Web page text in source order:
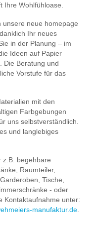
Ihre Wohlfühloase.
unsere neue homepage
Ihr neues
in der Planung – im
Ideen auf Papier
Die Beratung und
Vorstufe für das
mit den
Farbgebungen
uns selbstverständlich.
und langlebiges
z.B. begehbare
Raumteiler,
Tische,
- oder
Kontaktaufnahme unter:
manufaktur.de.